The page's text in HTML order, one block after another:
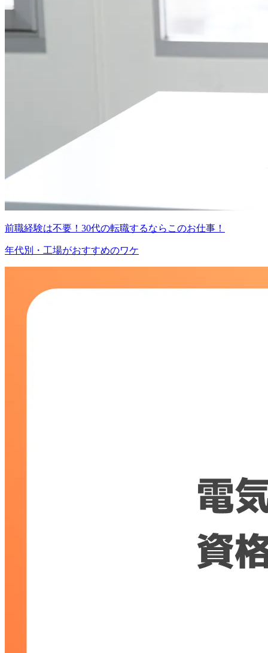
前職経験は不要！30代の転職するならこのお仕事！
年代別・工場がおすすめのワケ